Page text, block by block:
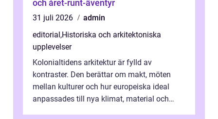
och året-runt-äventyr
31 juli 2026
admin
editorial,Historiska och arkitektoniska
upplevelser
Kolonialtidens arkitektur är fylld av
kontraster. Den berättar om makt, möten
mellan kulturer och hur europeiska ideal
anpassades till nya klimat, material och